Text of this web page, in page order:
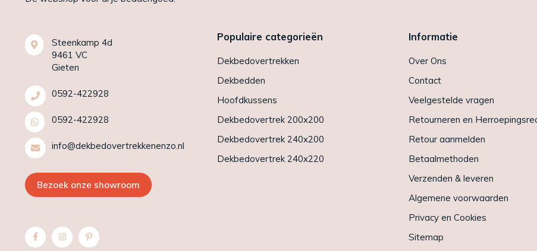
Steenkamp 4d
9461 VC
Gieten
0592-422928
0592-422928
info@dekbedovertrekkenenzo.nl
Bezoek onze showroom
Populaire categorieën
Dekbedovertrekken
Dekbedden
Hoofdkussens
Dekbedovertrek 200x200
Dekbedovertrek 240x200
Dekbedovertrek 240x220
Informatie
Over Ons
Contact
Veelgestelde vragen
Retourneren en
Retour aanmelden
Betaalmethoden
Verzenden & leveren
Algemene voorwaarden
Privacy en Cookies
Sitemap